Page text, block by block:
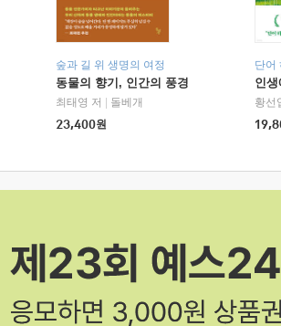
숲과 길 위 생명의 여정
동물의 향기, 인간의 풍경
최태영 저
돌베개
23,400원
단어
인
황선